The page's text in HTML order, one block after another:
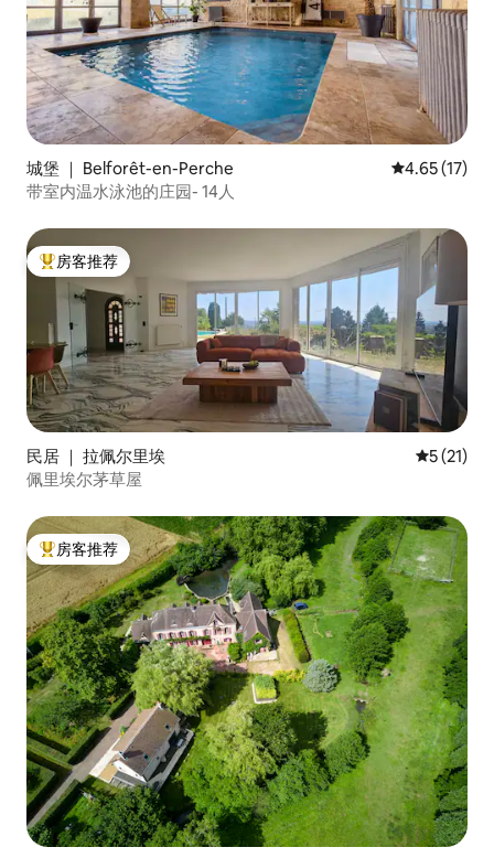
城堡 ｜ Belforêt-en-Perche 平均评分
4.65 (17)
带室内温水泳池的庄园- 14人
热门「房客推荐」
房客推荐
民居 ｜ 拉佩尔里埃 平均评分
5 (21)
佩里埃尔茅草屋
热门「房客推荐」
房客推荐